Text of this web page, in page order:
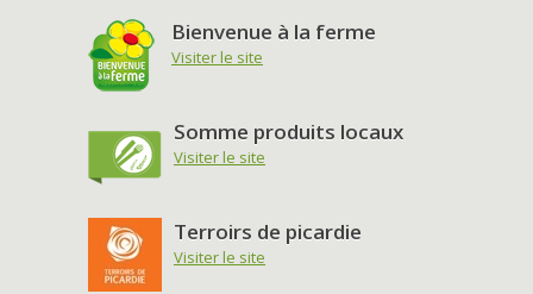
Bienvenue à la ferme
Visiter le site
Somme produits locaux
Visiter le site
Terroirs de picardie
Visiter le site